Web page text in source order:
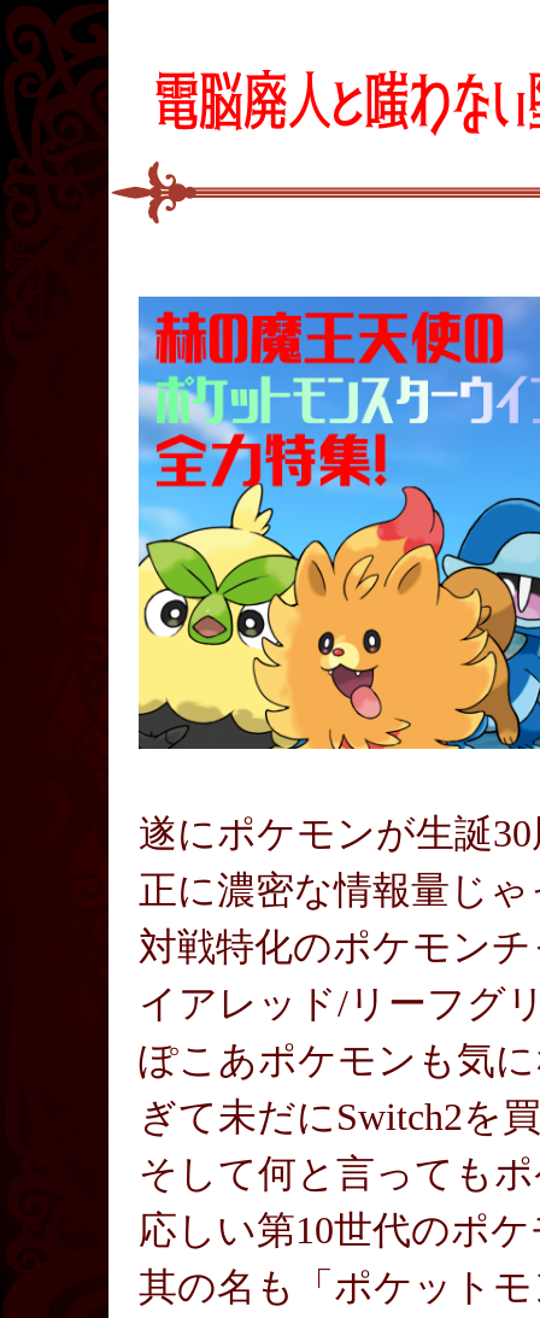
遂にポケモンが生誕
正に濃密な情報量じ
対戦特化のポケモン
イアレッド/リーフグ
ぽこあポケモンも気
ぎて未だにSwitch2
そして何と言っても
応しい第10世代のポ
其の名も「ポケット